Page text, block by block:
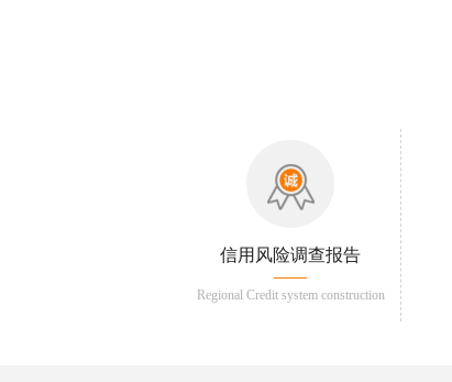
信用风险调查报告
Regional Credit system construction